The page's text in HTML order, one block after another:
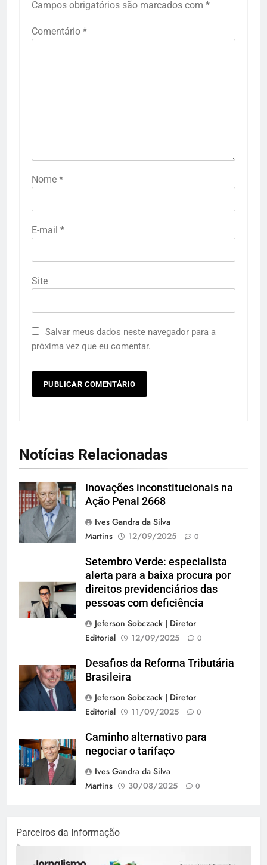
Campos obrigatórios são marcados com *
Comentário *
Nome *
E-mail *
Site
Salvar meus dados neste navegador para a
próxima vez que eu comentar.
Notícias Relacionadas
Andreia Tarelow
Inovações inconstitucionais na
Ação Penal 2668
Ives Gandra da Silva
Martins
12/09/2025 0
Setembro Verde: especialista
alerta para a baixa procura por
direitos previdenciários das
pessoas com deficiência
Jeferson Sobczack | Diretor
Editorial
12/09/2025 0
Desafios da Reforma Tributária
Brasileira
Jeferson Sobczack | Diretor
Editorial
11/09/2025 0
Caminho alternativo para
negociar o tarifaço
Ives Gandra da Silva
Martins
30/08/2025 0
Parceiros da Informação